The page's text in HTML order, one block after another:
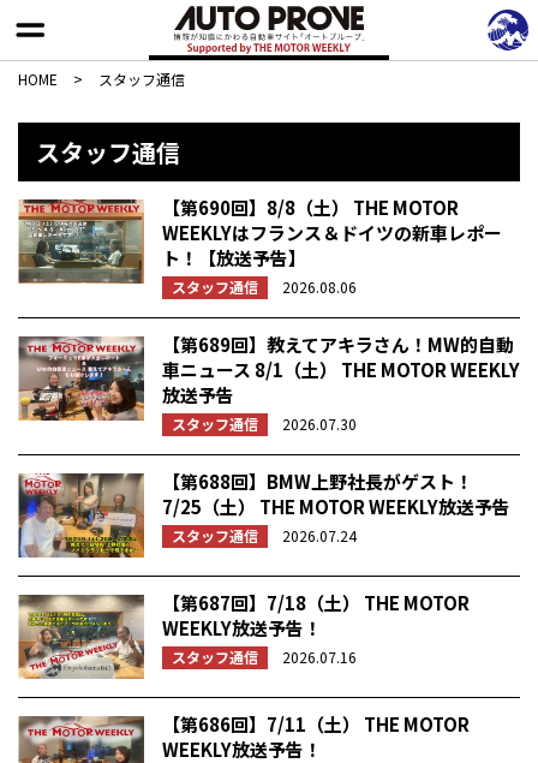
HOME > スタッフ通信
スタッフ通信
【第690回】8/8（土） THE MOTOR
WEEKLYはフランス＆ドイツの新車レポー
ト！【放送予告】
スタッフ通信 2026.08.06
【第689回】教えてアキラさん！MW的自動
車ニュース 8/1（土） THE MOTOR WEEKLY
放送予告
スタッフ通信 2026.07.30
【第688回】BMW上野社長がゲスト！
7/25（土） THE MOTOR WEEKLY放送予告
スタッフ通信 2026.07.24
【第687回】7/18（土） THE MOTOR
WEEKLY放送予告！
スタッフ通信 2026.07.16
【第686回】7/11（土） THE MOTOR
WEEKLY放送予告！